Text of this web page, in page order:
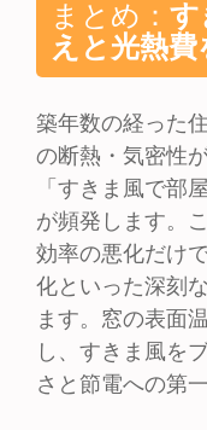
まとめ： す
えと光熱費
築年数の経った
の断熱・気密性
「すきま風で部
が頻発します。
効率の悪化だけ
化といった深刻
ます。窓の表面
し、すきま風を
さと節電への第